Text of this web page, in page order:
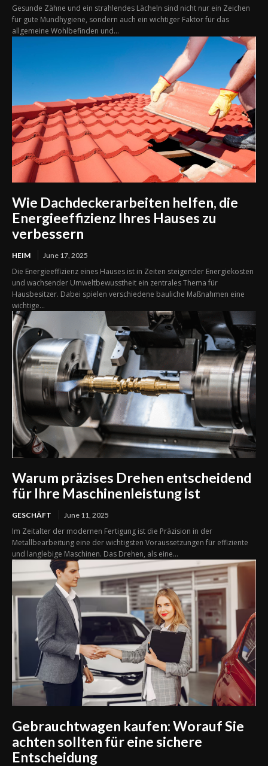
Gesunde Zähne und ein strahlendes Lächeln sind nicht nur ein Zeichen
für gute Mundhygiene, sondern auch ein wichtiger Faktor für das
allgemeine Wohlbefinden und...
Wie Dachdeckerarbeiten helfen, die
Energieeffizienz Ihres Hauses zu
verbessern
HEIM June 17, 2025
Die Energieeffizienz eines Hauses ist in Zeiten steigender Energiekosten
und wachsender Umweltbewusstheit ein zentrales Thema für
Hausbesitzer. Dabei spielen verschiedene bauliche Maßnahmen eine
wichtige...
Warum präzises Drehen entscheidend
für Ihre Maschinenleistung ist
GESCHÄFT June 11, 2025
Im Zeitalter der modernen Fertigung ist die Präzision in der
Metallbearbeitung eine der wichtigsten Voraussetzungen für effiziente
und langlebige Maschinen. Das Drehen, als eine...
Gebrauchtwagen kaufen: Worauf Sie
achten sollten für eine sichere
Entscheidung